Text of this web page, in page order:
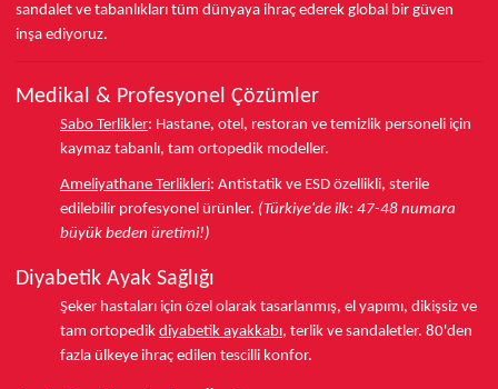
sandalet ve tabanlıkları tüm dünyaya ihraç ederek global bir güven
inşa ediyoruz.
Medikal & Profesyonel Çözümler
Sabo Terlikler: Hastane, otel, restoran ve temizlik personeli için
kaymaz tabanlı, tam ortopedik modeller.
Ameliyathane Terlikleri: Antistatik ve ESD özellikli, sterile
edilebilir profesyonel ürünler. (Türkiye'de ilk: 47-48 numara
büyük beden üretimi!)
Diyabetik Ayak Sağlığı
Şeker hastaları için özel olarak tasarlanmış, el yapımı, dikişsiz ve
tam ortopedik diyabetik ayakkabı, terlik ve sandaletler. 80'den
fazla ülkeye ihraç edilen tescilli konfor.